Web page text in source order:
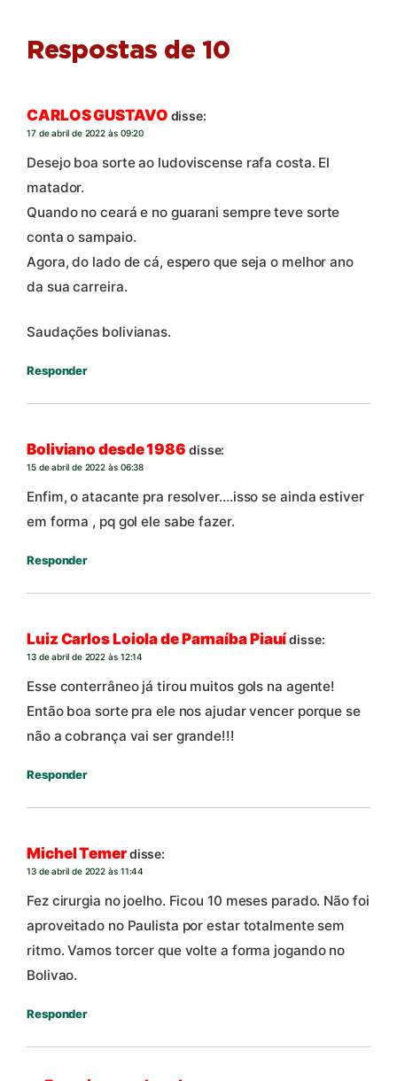
Respostas de 10
CARLOS GUSTAVO disse:
17 de abril de 2022 às 09:20
Desejo boa sorte ao ludoviscense rafa costa. El
matador.
Quando no ceará e no guarani sempre teve sorte
conta o sampaio.
Agora, do lado de cá, espero que seja o melhor ano
da sua carreira.
Saudações bolivianas.
Responder
Boliviano desde 1986 disse:
15 de abril de 2022 às 06:38
Enfim, o atacante pra resolver….isso se ainda estiver
em forma , pq gol ele sabe fazer.
Responder
Luiz Carlos Loiola de Parnaíba Piauídisse:
13 de abril de 2022 às 12:14
Esse conterrâneo já tirou muitos gols na agente!
Então boa sorte pra ele nos ajudar vencer porque se
não a cobrança vai ser grande!!!
Responder
Michel Temerdisse:
13 de abril de 2022 às 11:44
Fez cirurgia no joelho. Ficou 10 meses parado. Não foi
aproveitado no Paulista por estar totalmente sem
ritmo. Vamos torcer que volte a forma jogando no
Bolivao.
Responder